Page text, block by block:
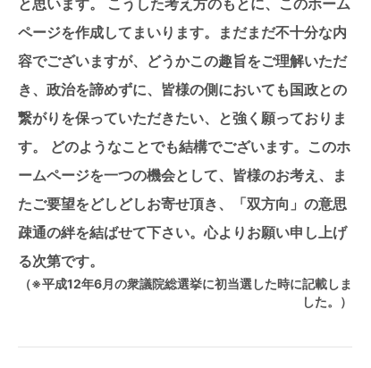
と思います。 こうした考え方のもとに、このホーム
ページを作成してまいります。まだまだ不十分な内
容でございますが、どうかこの趣旨をご理解いただ
き、政治を諦めずに、皆様の側においても国政との
繋がりを保っていただきたい、と強く願っておりま
す。 どのようなことでも結構でございます。このホ
ームページを一つの機会として、皆様のお考え、ま
たご要望をどしどしお寄せ頂き、「双方向」の意思
疎通の絆を結ばせて下さい。心よりお願い申し上げ
る次第です。
（※平成12年6月の衆議院総選挙に初当選した時に記載しま
した。）